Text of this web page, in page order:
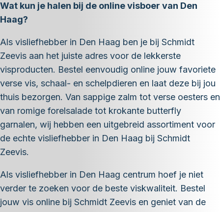
Wat kun je halen bij de online visboer van Den
Haag?
Als visliefhebber in Den Haag ben je bij Schmidt
Zeevis aan het juiste adres voor de lekkerste
visproducten. Bestel eenvoudig online jouw favoriete
verse vis, schaal- en schelpdieren en laat deze bij jou
thuis bezorgen. Van sappige zalm tot verse oesters en
van romige forelsalade tot krokante butterfly
garnalen, wij hebben een uitgebreid assortiment voor
de echte visliefhebber in Den Haag bij Schmidt
Zeevis.
Als visliefhebber in Den Haag centrum hoef je niet
verder te zoeken voor de beste viskwaliteit. Bestel
jouw vis online bij Schmidt Zeevis en geniet van de